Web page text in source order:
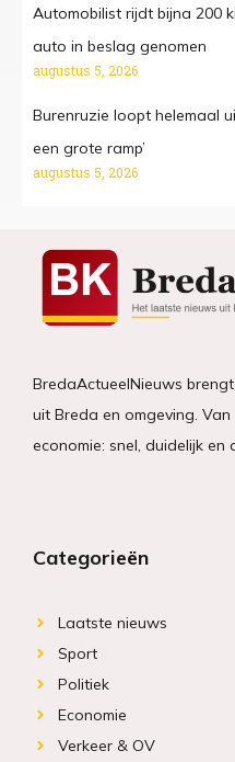
Automobilist rijdt bijna 200
auto in beslag genomen
augustus 5, 2026
Burenruzie loopt helemaal
een grote ramp’
augustus 5, 2026
BredaActueelNieuws
uit Breda en omgeving.
economie: snel, duidelijk en
Categorieën
Laatste nieuws
Sport
Politiek
Economie
Verkeer & OV